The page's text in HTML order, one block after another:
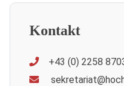
Kontakt
+43 (0) 2258